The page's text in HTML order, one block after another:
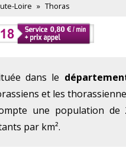
Loire » Thoras
dans le
et les
une population de
par km².